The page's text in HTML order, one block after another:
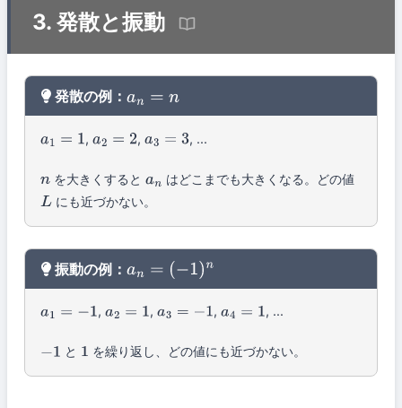
3. 発散と振動
発散の例：an =n
a1=1 ,a2 =2 , a3 =3 , ...
n を大きくするとan はどこまでも大きくなる。どの値
L にも近づかない。
振動の例：an=(− 1)n
a1=−1 ,a2 =1 , a3 =−1 ,a4 =1 , ...
−1 と 1 を繰り返し、どの値にも近づかない。